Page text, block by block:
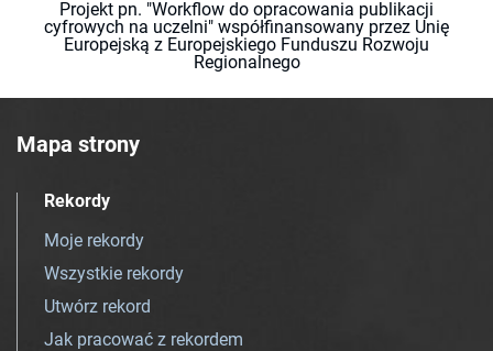
Projekt pn. "Workflow do opracowania publikacji
cyfrowych na uczelni" współfinansowany przez Unię
Europejską z Europejskiego Funduszu Rozwoju
Regionalnego
Mapa strony
Rekordy
Moje rekordy
Wszystkie rekordy
Utwórz rekord
Jak pracować z rekordem